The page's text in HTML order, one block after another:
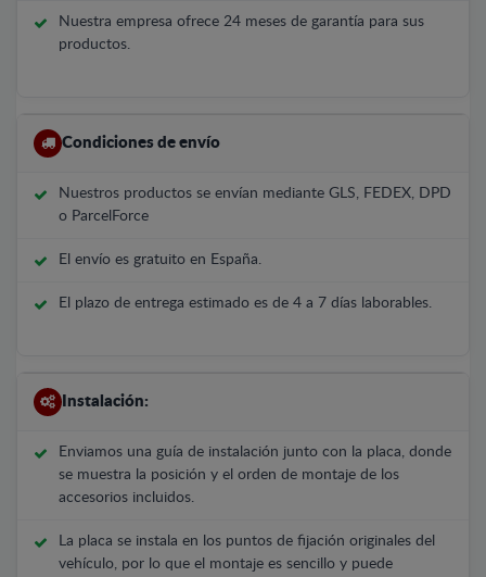
Nuestra empresa ofrece 24 meses de garantía para sus
productos.
Condiciones de envío
Nuestros productos se envían mediante GLS, FEDEX, DPD
o ParcelForce
El envío es gratuito en España.
El plazo de entrega estimado es de 4 a 7 días laborables.
Instalación:
Enviamos una guía de instalación junto con la placa, donde
se muestra la posición y el orden de montaje de los
accesorios incluidos.
La placa se instala en los puntos de fijación originales del
vehículo, por lo que el montaje es sencillo y puede